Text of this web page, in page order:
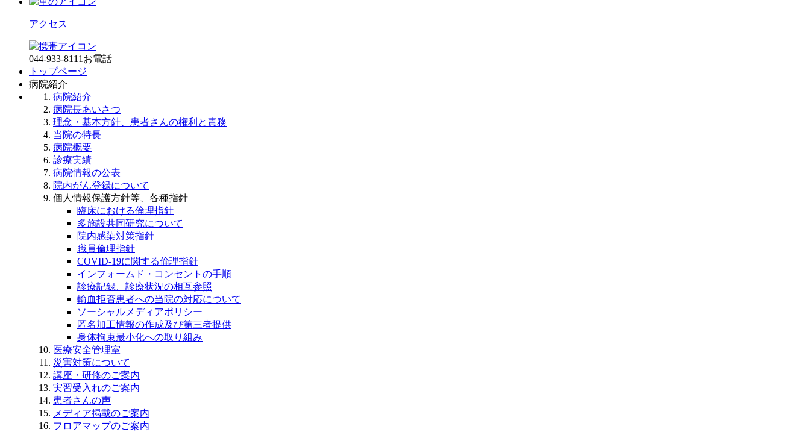
アクセス
044-933-8111 お電話
トップページ
病院紹介
病院紹介
病院長あいさつ
理念・基本方針、患者さんの権利と責務
当院の特長
病院概要
診療実績
病院情報の公表
院内がん登録について
個人情報保護方針等、各種指針
臨床における倫理指針
多施設共同研究について
院内感染対策指針
職員倫理指針
COVID-19に関する倫理指針
インフォームド・コンセントの手順
診療記録、診療状況の相互参照
輸血拒否患者への当院の対応について
ソーシャルメディアポリシー
匿名加工情報の作成及び第三者提供
身体拘束最小化への取り組み
医療安全管理室
災害対策について
講座・研修のご案内
実習受入れのご案内
患者さんの声
メディア掲載のご案内
フロアマップのご案内